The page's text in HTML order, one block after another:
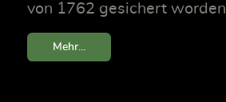
von 1762 gesichert
Mehr...